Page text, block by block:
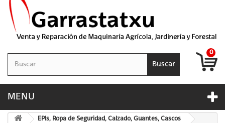
Buscar
0
MENU
EPIs, Ropa de Seguridad, Calzado, Guantes, Cascos